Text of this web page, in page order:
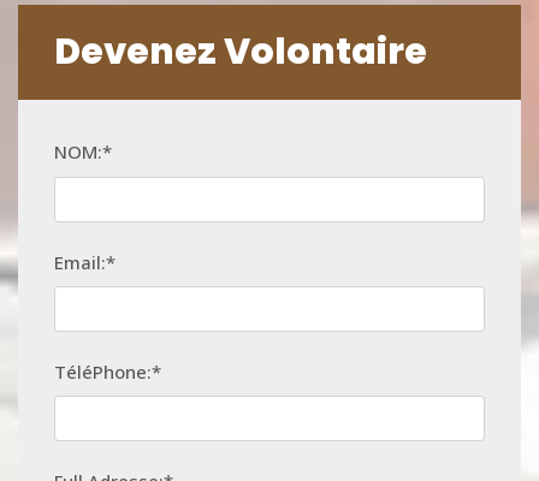
Devenez Volontaire
NOM:*
Email:*
TéléPhone:*